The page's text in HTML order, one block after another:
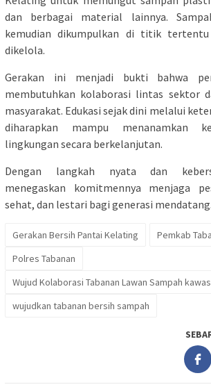
dan berbagai material lainnya.
kemudian dikumpulkan di titik
dikelola.
Gerakan ini menjadi bukti bahwa
membutuhkan kolaborasi lintas sektor
masyarakat. Edukasi sejak dini melalui
diharapkan mampu menanamkan
lingkungan secara berkelanjutan.
Dengan langkah nyata dan
menegaskan komitmennya menjaga
sehat, dan lestari bagi generasi
Gerakan Bersih Pantai Kelating
Pemkab
Polres Tabanan
Wujud Kolaborasi Tabanan Lawan Sampah
wujudkan tabanan bersih sampah